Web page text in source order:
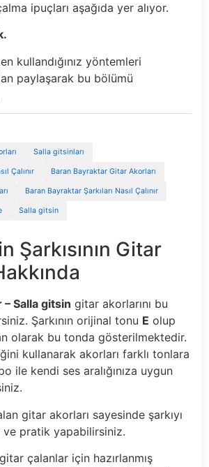
ipuçları aşağıda yer alıyor.
kullandığınız yöntemleri
paylaşarak bu bölümü
Salla gitsinları
Çalınır Baran Bayraktar Gitar Akorları
Baran Bayraktar Şarkıları Nasıl Çalınır
Salla gitsin
Şarkısının Gitar
Salla gitsin gitar akorlarını bu
Şarkının orijinal tonu E olup
olarak bu tonda gösterilmektedir.
kullanarak akorları farklı tonlara
ile kendi ses aralığınıza uygun
gitar akorları sayesinde şarkıyı
pratik yapabilirsiniz.
çalanlar için hazırlanmış